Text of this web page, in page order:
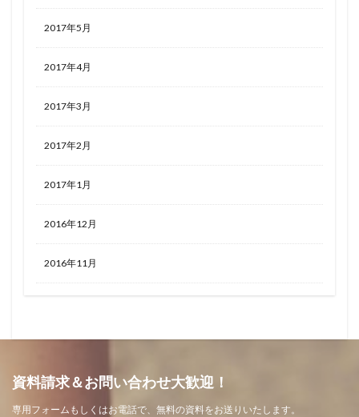
2017年5月
2017年4月
2017年3月
2017年2月
2017年1月
2016年12月
2016年11月
資料請求＆お問い合わせ大歓迎！
専用フォームもしくはお電話で、無料の資料をお送りいたします。